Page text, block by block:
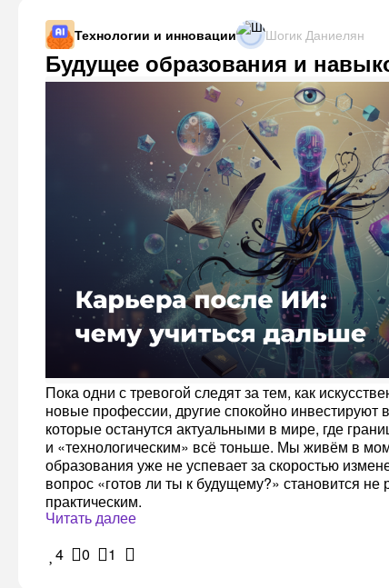
Технологии и инновации Шогик Даниелян
Будущее образования и
Пока одни с тревогой следят за тем, как
новые профессии, другие спокойно инвестируют
которые останутся актуальными в мире, где
и «технологическим» всё тоньше. Мы живём в
образования уже не успевает за скоростью
вопрос «готов ли ты к будущему?» становится не
практическим.
Читать далее
4
0 1